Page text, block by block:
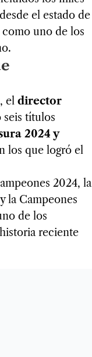
el estado de
uno de los
el director
títulos
2024 y
los que logró el
2024, la
y la Campeones
de los
reciente